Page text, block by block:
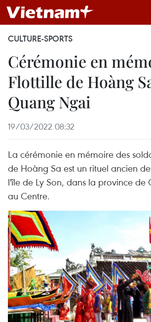
CULTURE-SPORTS
Cérémonie en
Flottille de Hoàng
Quang Ngai
19/03/2022 08:32
La cérémonie en mémoire des
de Hoàng Sa est un rituel ancien
l'île de Ly Son, dans la province de
au Centre.